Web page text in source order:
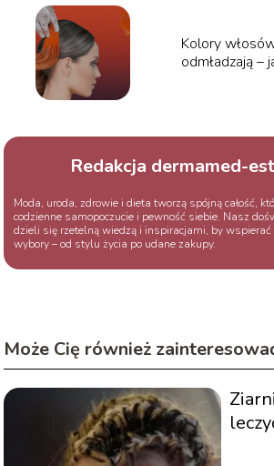
Kolory
odmładzają –
Redakcja dermamed-
Moda, uroda, zdrowie i dieta tworzą spójną całość,
codzienne samopoczucie i pewność siebie. Nasz
dzieli się rzetelną wiedzą i inspiracjami, by
wybory – od stylu życia po udane zakupy.
Może Cię również